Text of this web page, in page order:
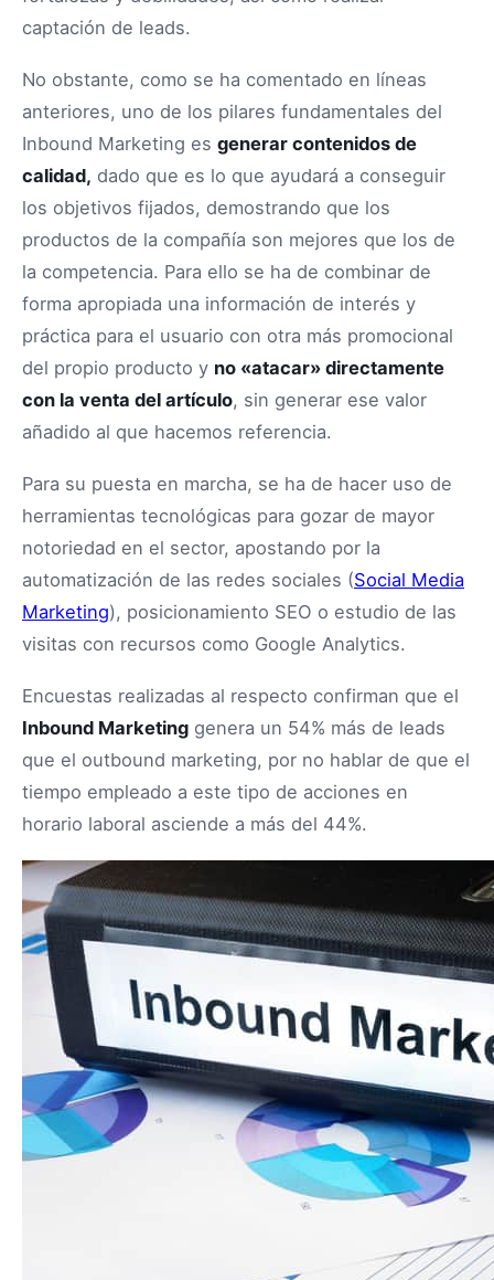
captación de leads.
No obstante, como se ha comentado en líneas
anteriores, uno de los pilares fundamentales del
Inbound Marketing es generar contenidos de
calidad, dado que es lo que ayudará a conseguir
los objetivos fijados, demostrando que los
productos de la compañía son mejores que los de
la competencia. Para ello se ha de combinar de
forma apropiada una información de interés y
práctica para el usuario con otra más promocional
del propio producto y no «atacar» directamente
con la venta del artículo, sin generar ese valor
añadido al que hacemos referencia.
Para su puesta en marcha, se ha de hacer uso de
herramientas tecnológicas para gozar de mayor
notoriedad en el sector, apostando por la
automatización de las redes sociales (Social Media
Marketing), posicionamiento SEO o estudio de las
visitas con recursos como Google Analytics.
Encuestas realizadas al respecto confirman que el
Inbound Marketing genera un 54% más de leads
que el outbound marketing, por no hablar de que el
tiempo empleado a este tipo de acciones en
horario laboral asciende a más del 44%.